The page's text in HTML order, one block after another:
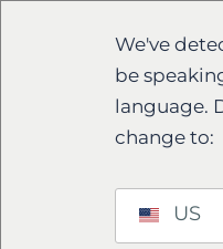
We've
be
language.
change to:
US